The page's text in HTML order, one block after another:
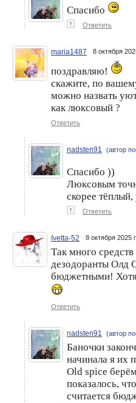
Спасибо
↑ Ответить
maria1487 8 октября
поздравляю!
скажите, по
можно назвать
как люксовый ?
Ответить
nadsten91 (автор
Спасибо ))
Люксовым
скорее
↑ Ответить
Ivetta-52 8 октября 2025
Так много
дезодоранты Олд
бюджетными!
Ответить
nadsten91 (автор
Баночки
начинала я их
Old spice
показалось,
считается